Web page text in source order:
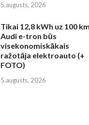
5.augusts, 2026
Tikai 12,8 kWh uz 100
Audi e-tron būs
visekonomiskākais
ražotāja elektroauto (+
FOTO)
5.augusts, 2026